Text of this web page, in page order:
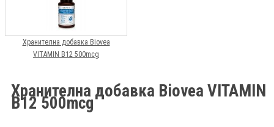
Хранителна добавка Biovea
VITAMIN B12 500mcg
Хранителна добавка Biovea VITAMIN
B12 500mcg